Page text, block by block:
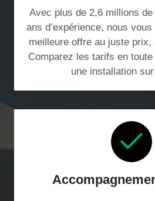
Avec plus de 2,6 millions
ans d’expérience, nous
meilleure offre au juste prix,
Comparez les tarifs en
une installation